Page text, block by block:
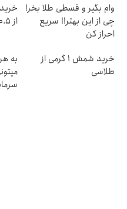
وام بگیر و قسطی طلا بخر!
چی از این بهتر!! سریع
احراز کن
از ۰.۵ گرم تا ۱۰ گرم
خرید شمش 1 گرمی از
طلاسی
به